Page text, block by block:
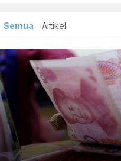
Semua Artikel